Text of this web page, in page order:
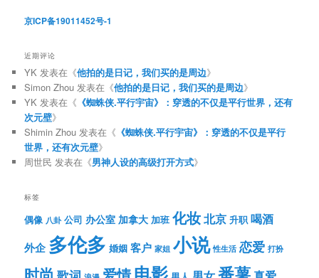
京ICP备19011452号-1
近期评论
YK 发表在《他拍的是日记，我们买的是周边》
Simon Zhou 发表在《他拍的是日记，我们买的是周边》
YK 发表在《 《蜘蛛侠.平行宇宙》：穿透的不仅是平行世界，还有
次元壁》
Shimin Zhou 发表在《 《蜘蛛侠.平行宇宙》：穿透的不仅是平行
世界，还有次元壁》
周世民 发表在《男神人设的高级打开方式》
标签
偶像 八卦 公司 办公室 加拿大 加班 化妆北京 升职 喝酒
外企 多伦多 婚姻 客户 家姐 小说 性生活 恋爱 打扮